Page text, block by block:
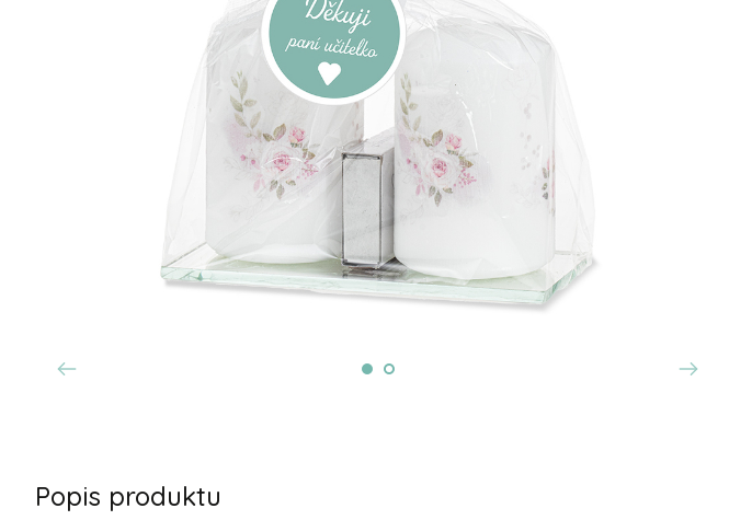
Popis produktu